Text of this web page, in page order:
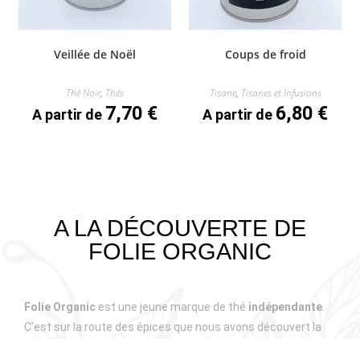
Veillée de Noël
Thé Noir, Thés
A partir de 7,70 €
Coups de froid
Tisane, Tisanes et Infusions
A partir de 6,80 €
A LA DÉCOUVERTE DE
FOLIE ORGANIC
Folie Organic est une jeune marque de thé indépendante
C’est sur la route des épices que nous avons découvert la